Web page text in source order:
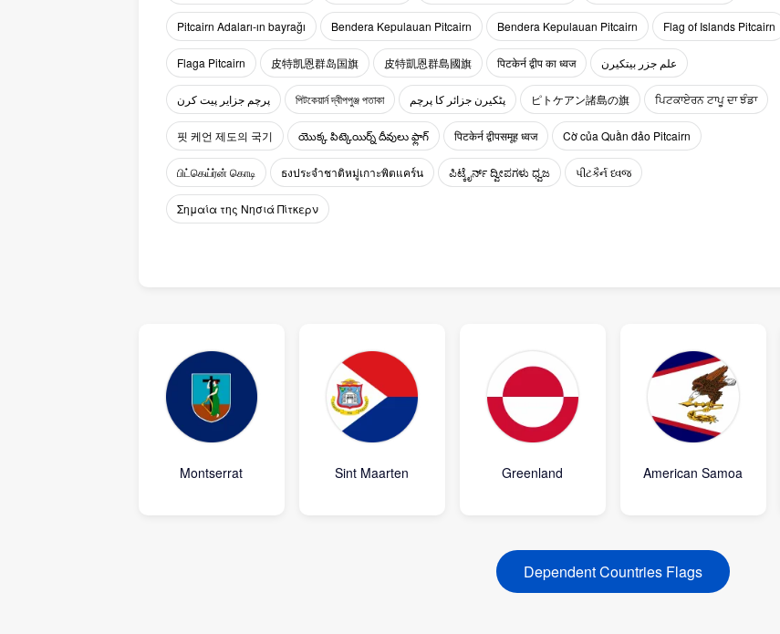
Pitcairn Adaları-ın bayrağı Bendera Kepulauan Pitcairn Bendera Kepulauan Pitcairn Flag of Islands Pitcairn
Flaga Pitcairn 皮特凯恩群岛国旗 皮特凱恩群島國旗 पिटकेर्न द्वीप का ध्वज علم جزر بيتكيرن
پرچم جزایر پیت کرن পিটকেয়ার্ন দ্বীপপুঞ্জ পতাকা پٹکیرن جزائر کا پرچم ピトケアン諸島の旗 ਪਿਟਕਾਏਰਨ ਟਾਪੂ ਦਾ ਝੰਡਾ
핏 케언 제도의 국기 యొక్క పిట్కెయిర్న్ దీవులు ఫ్లాగ్ पिटकेर्न द्वीपसमूह ध्वज Cờ của Quần đảo Pitcairn
பிட்கெய்ர்ன் கொடி ธงประจำชาติหมู่เกาะพิตแคร์น ಪಿಟ್ಕೈರ್ನ್ ದ್ವೀಪಗಳು ಧ್ವಜ પીટકૈર્ન ધ્વજ
Σημαία της Νησιά Πίτκερν
Montserrat Sint Maarten Greenland American Samoa
Dependent Countries Flags